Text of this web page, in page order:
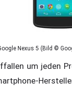
Nexus 5 (Bild ©
um jeden